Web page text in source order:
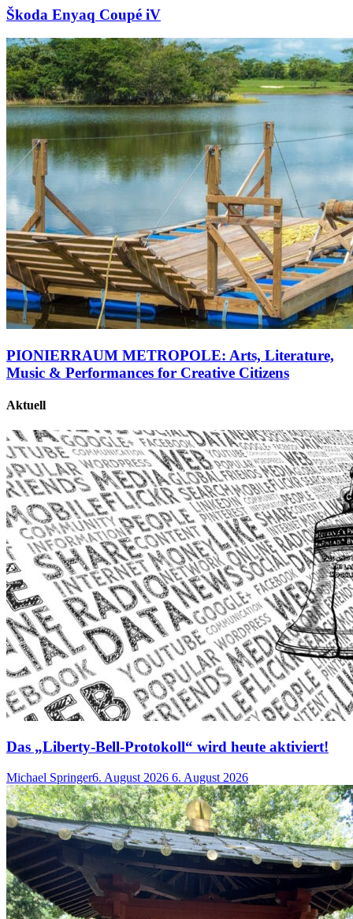
Škoda Enyaq Coupé iV
PIONIERRAUM METROPOLE: Arts, Literature,
Music & Performances for Creative Citizens
Aktuell
Das „Liberty-Bell-Protokoll“ wird heute aktiviert!
Michael Springer6. August 2026 6. August 2026